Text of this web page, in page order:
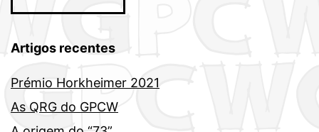
Artigos recentes
Prémio Horkheimer 2021
As QRG do GPCW